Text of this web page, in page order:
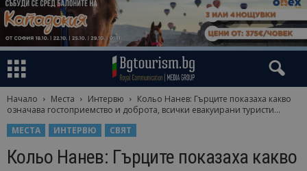
Начало Места Интервю
Кольо Нанев: Гърците показаха какво
означава гостоприемство и доброта, всички евакуирани туристи...
МЕСТА
ИНТЕРВЮ СВЯТ
Кольо Нанев: Гърците показаха какво